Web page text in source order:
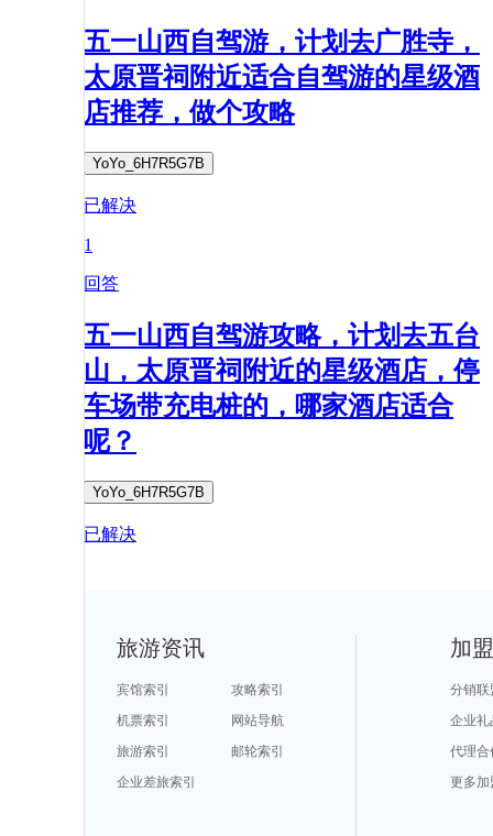
五一山西自驾游，计划去广胜寺，
太原晋祠附近适合自驾游的星级酒
店推荐，做个攻略
YoYo_6H7R5G7B
已解决
1
回答
五一山西自驾游攻略，计划去五台
山，太原晋祠附近的星级酒店，停
车场带充电桩的，哪家酒店适合
呢？
YoYo_6H7R5G7B
已解决
旅游资讯
宾馆索引
攻略索引
机票索引
网站导航
旅游索引
邮轮索引
企业差旅索引
加
分销联
企业礼
代理合
更多加